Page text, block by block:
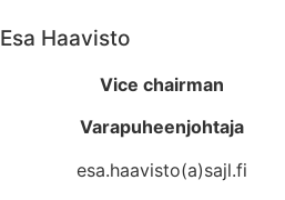
Esa Haavisto
Vice chairman
Varapuheenjohtaja
esa.haavisto(a)sajl.fi